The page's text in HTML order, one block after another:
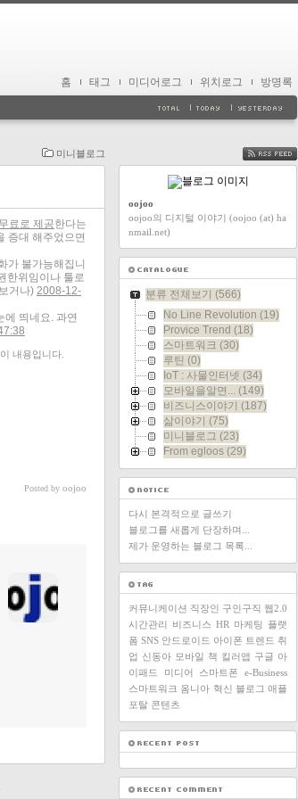
홈 태그 미디어로그 위치로그 방명록
미니블로그
료로 제공한다는
증대 해주었으면
가 불가능해집니
한위임이나 툴로
거나) 2008-12-
에 띄네요. 과연
내용입니다.
Posted by oojoo
FEED
oojoo
oojoo의 디지털 이야기 (oojoo (at) ha
nmail.net)
분류 전체보기
(566)
No Line Revolution (19)
Provice Trend (18)
스마트워크 (30)
루틴 (0)
IoT : 사물인터넷 (34)
모바일을알면... (149)
비즈니스이야기
(187)
삶이야기
(75)
미니블로그 (23)
From egloos (29)
다시 본격적으로 글쓰기
블로그를 새롭게 단장하며...
제가 운영하는 블로그 목록...
커뮤니케이션 직장인 구인구직 웹2.0
시간관리
비즈니스 HR 마케팅 플랫
폼 SNS 안드로이드 아이폰 트렌드 취
업 신동아 모바일 책 킬러앱 구글 아
이패드
미디어 스마트폰
e-Business
스마트워크 옴니아 혁신 블로그 애플
포탈 콘텐츠